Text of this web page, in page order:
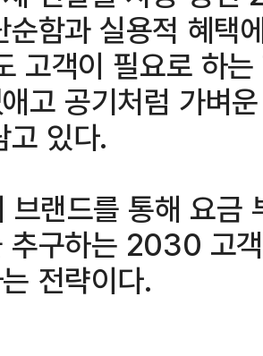
순함과 실용적 혜택
고객이 필요로 하
고 공기처럼 가벼
고 있다.
브랜드를 통해 요금
추구하는 2030 고
전략이다.